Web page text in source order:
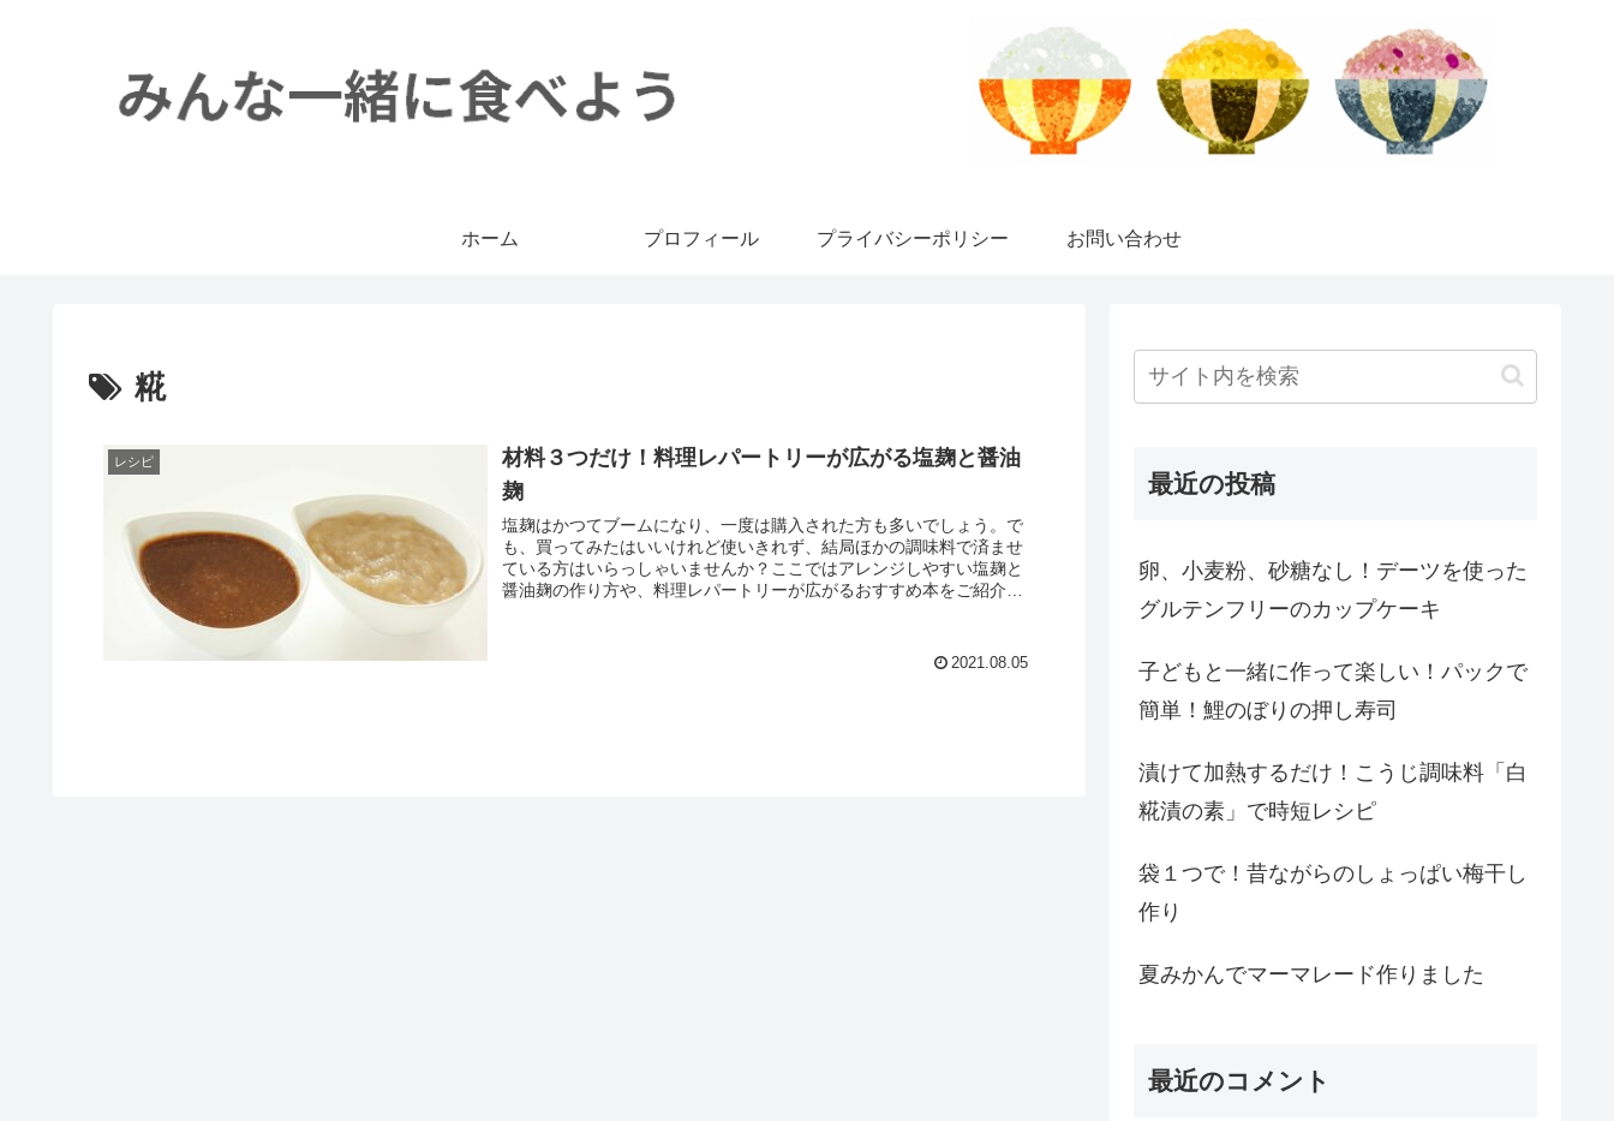
ホーム プロフィール プライバシーポリシー お問い合わせ
糀
レシピ
材料３つだけ！料理レパートリーが広がる塩麹と醤油
麹
塩麹はかつてブームになり、一度は購入された方も多いでしょう。で
も、買ってみたはいいけれど使いきれず、結局ほかの調味料で済ませ
ている方はいらっしゃいませんか？ここではアレンジしやすい塩麹と
醤油麹の作り方や、料理レパートリーが広がるおすすめ本をご紹介し
2021.08.05
最近の投稿
卵、小麦粉、砂糖なし！デーツを使った
グルテンフリーのカップケーキ
子どもと一緒に作って楽しい！パックで
簡単！鯉のぼりの押し寿司
漬けて加熱するだけ！こうじ調味料「白
糀漬の素」で時短レシピ
袋１つで！昔ながらのしょっぱい梅干し
作り
夏みかんでマーマレード作りました
最近のコメント